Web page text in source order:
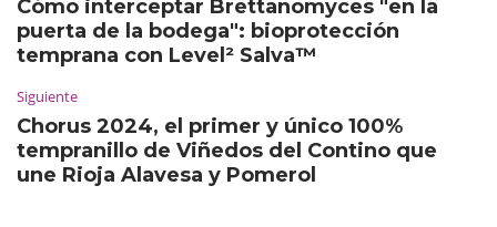
Cómo interceptar Brettanomyces "en la
puerta de la bodega": bioprotección
temprana con Level² Salva™
Siguiente
Chorus 2024, el primer y único 100%
tempranillo de Viñedos del Contino que
une Rioja Alavesa y Pomerol